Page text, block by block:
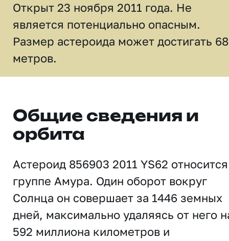
Открыт 23 ноября 2011 года. Не
является потенциально опасным.
Размер астероида может достигать
метров.
Общие сведения и
орбита
Астероид 856903 2011 YS62
группе Амура. Один оборот вокруг
Солнца он совершает за 1446 земных
дней, максимально удаляясь от него
592 миллиона километров и